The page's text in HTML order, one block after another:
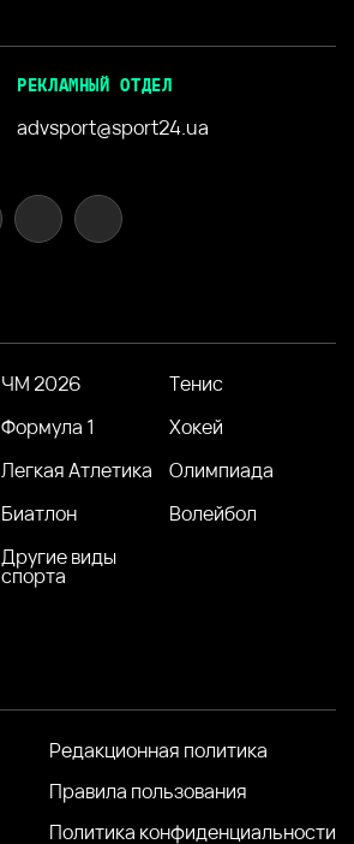
РЕКЛАМНЫЙ ОТДЕЛ
advsport@sport24.ua
ЧМ 2026
Тенис
Формула 1
Хокей
Легкая Атлетика
Олимпиада
Биатлон
Волейбол
Другие виды
спорта
Редакционная политика
Правила пользования
Политика конфиденциальности